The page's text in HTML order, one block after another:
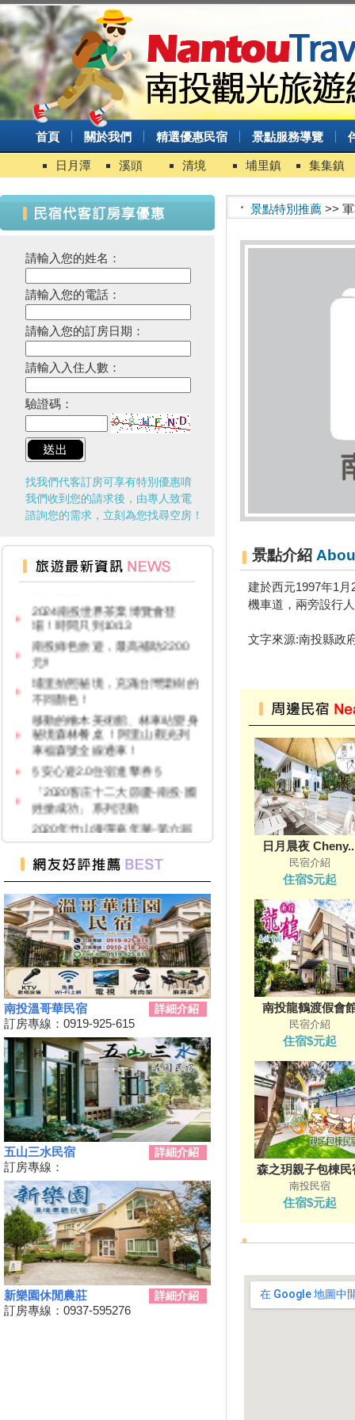
首頁 關於我們 精選優惠民宿 景點服務導覽
日月潭 溪頭 清境 埔里鎮 集集鎮
請輸入您的姓名：
請輸入您的電話：
請輸入您的訂房日期：
請輸入入住人數：
驗證碼：
找我們代客訂房可享有特別優惠唷
我們收到您的請求後，由專人致電
諮詢您的需求，立刻為您找尋空房！
台灣百大景點推薦，集章還有限
場！時間只到10/13
南投綠色旅遊，最高補助2200
元!!
埔里拍照秘境，充滿台灣欒樹的
不同顏色！
移動的檜木美術館、林車站變身
秘境森林餐桌 ！阿里山觀光列
車福森號全線通車！
§ 安心遊2.0住宿進擊券 §
「2020客庄十二大節慶-南投·國
姓搶成功」系列活動
2020年竹山漆彈嘉年華-第六屆
鎮長盃漆彈賽暨漆彈教育體驗活
紙本「藝FUN券」
109年育兒津貼親職教育活動-森
呼吸-親子自然教育體驗活動(免
費參與)
南投觀光玩起來 發票滿額抽大
獎
水里車埕茶鄉好好玩 農會邀大
家做火車來夏舞茶
搶三倍券商機 南投推安心旅遊
遊樂區免費入園 台中農產網購
節
暑假到南投「偽出國」不一定選
例假日 平日仍有空房
2019擴大國旅秋冬夜市抵用卷
優惠活動
2019擴大國旅秋冬住宿優惠活
動
8月份虎山藝術市集「竹風車」
創意DIY
單車騎遊聽風看海，體驗台灣燈
塔極點濱海小鎮風貌 一起Light
up Taiwan
南投劇場藝術季-108年手牽手玉
山藝遊「藝文講座」系列活動，
歡迎民眾踴躍報名
「陶與茶的對話～陶茶交流之茶
南投溫哥華民宿 詳細介紹
訂房專線：0919-925-615
五山三水民宿 詳細介紹
訂房專線：
新樂園休閒農莊 詳細介紹
訂房專線：0937-595276
景點特別推薦 >>
景點介紹
建於西元1997年1
機車道，兩旁設行
文字來源:南投縣政
日月晨夜
民宿介紹
住宿$元起
南投龍鶴渡假會
民宿介紹
住宿$元起
森之玥親子包棟民
南投民宿
住宿$元起